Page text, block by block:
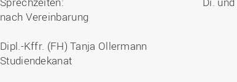
nach Vereinbarung
Dipl.-Kffr. (FH) Tanja Ollermann
Studiendekanat